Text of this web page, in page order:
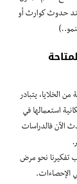
حدوث كوارث أو
الخلايا، يتبادر
استعمالها في
الآن فالدراسات
تفكيرنا نحو مرض
الإحصاءات.